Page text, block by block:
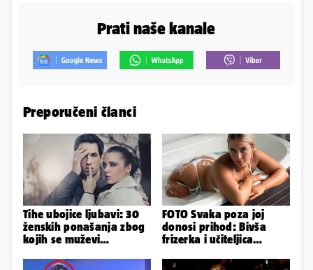
Prati naše kanale
Preporučeni članci
Tihe ubojice ljubavi: 30
ženskih ponašanja zbog
kojih se muževi
FOTO Svaka poza joj
donosi prihod: Bivša
frizerka i učiteljica
Instagram